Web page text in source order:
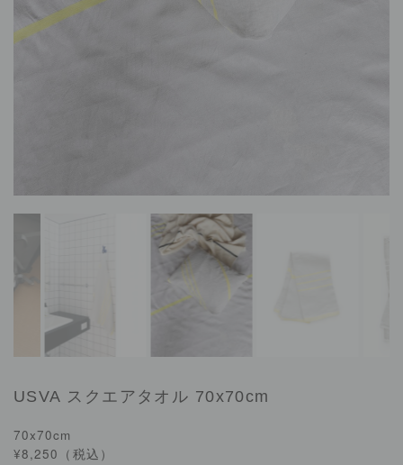
USVA スクエアタオル 70x70cm
70x70cm
¥8,250（税込）